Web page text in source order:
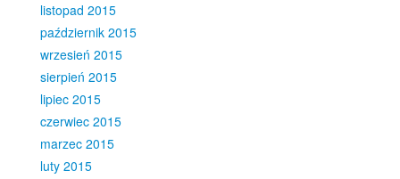
listopad 2015
październik 2015
wrzesień 2015
sierpień 2015
lipiec 2015
czerwiec 2015
marzec 2015
luty 2015